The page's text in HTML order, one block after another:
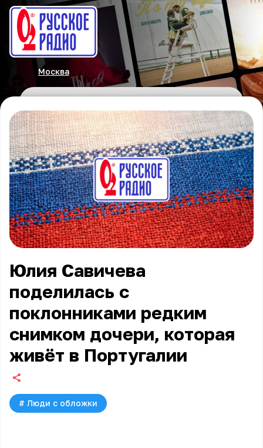
Москва
Юлия Савичева
поделилась с
поклонниками редким
снимком дочери, которая
живёт в Португалии
# Люди с обложки